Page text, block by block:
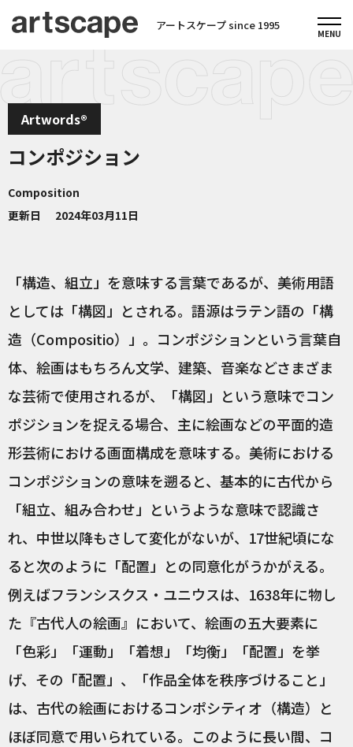
アートスケープ since 1995
Artwords®
コンポジション
Composition
更新日
2024年03月11日
「構造、組立」を意味する言葉であるが、美術用語
としては「構図」とされる。語源はラテン語の「構
造（Compositio）」。コンポジションという言葉自
体、絵画はもちろん文学、建築、音楽などさまざま
な芸術で使用されるが、「構図」という意味でコン
ポジションを捉える場合、主に絵画などの平面的造
形芸術における画面構成を意味する。美術における
コンポジションの意味を遡ると、基本的に古代から
「組立、組み合わせ」というような意味で認識さ
れ、中世以降もさして変化がないが、17世紀頃にな
ると次のように「配置」との同意化がうかがえる。
例えばフランシスクス・ユニウスは、1638年に物し
た『古代人の絵画』において、絵画の五大要素に
「色彩」「運動」「着想」「均衡」「配置」を挙
げ、その「配置」、「作品全体を秩序づけること」
は、古代の絵画におけるコンポシティオ（構造）と
ほぼ同意で用いられている。このように長い間、コ